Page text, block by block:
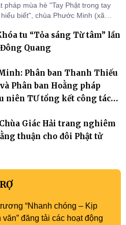
pháp mùa hè "Tay Phật trong tay
biết", chùa Phước Minh (xã
tu “Tỏa sáng Từ tâm” lần
Quang
Phân ban Thanh Thiếu
Phân ban Hoằng pháp
niên TƯ tổng kết công tác
Giác Hải trang nghiêm
thuận cho đôi Phật tử
“Nhanh chóng – Kịp
đăng tải các hoạt động